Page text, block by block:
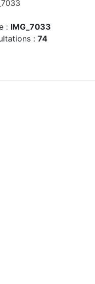
: IMG_7033
: 74